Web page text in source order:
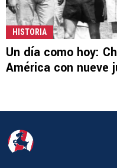
HISTORIA
Un día como hoy:
América con nueve